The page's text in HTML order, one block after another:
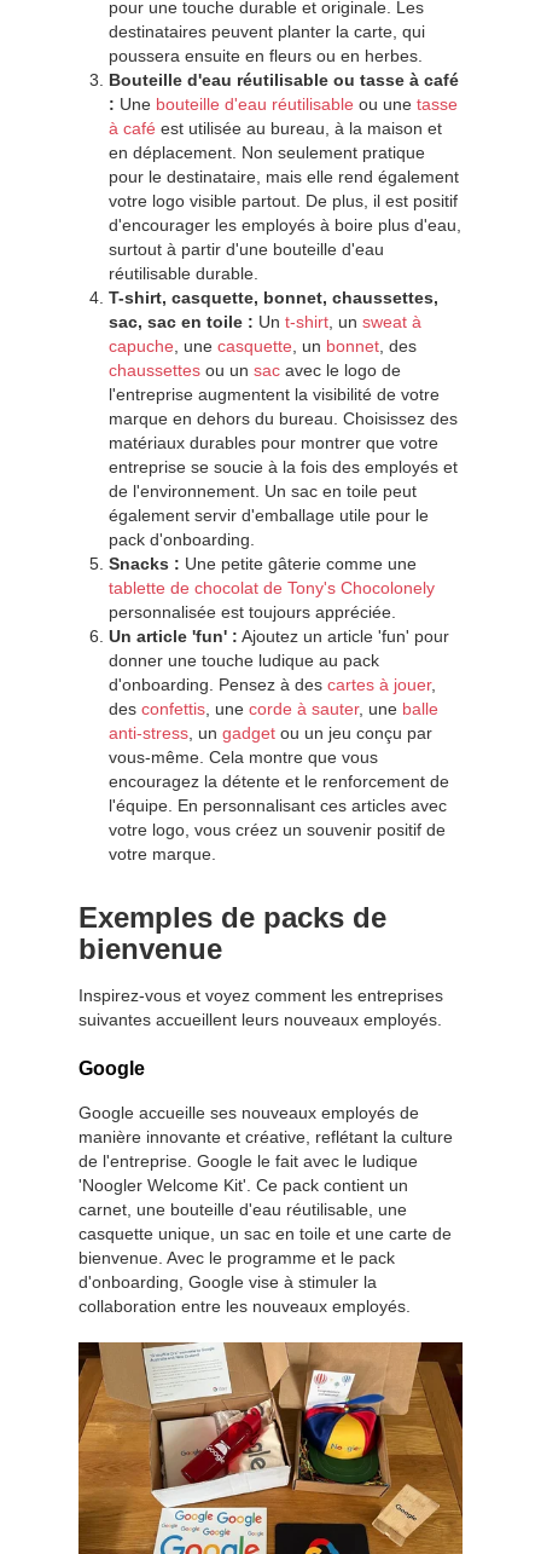
pour une touche durable et originale. Les
destinataires peuvent planter la carte, qui
poussera ensuite en fleurs ou en herbes.
Bouteille d'eau réutilisable ou tasse à café
: Une bouteille d'eau réutilisable ou une tasse
à café est utilisée au bureau, à la maison et
en déplacement. Non seulement pratique
pour le destinataire, mais elle rend également
votre logo visible partout. De plus, il est positif
d'encourager les employés à boire plus d'eau,
surtout à partir d'une bouteille d'eau
réutilisable durable.
T-shirt, casquette, bonnet, chaussettes,
sac, sac en toile : Un t-shirt , un sweat à
capuche , une casquette , un bonnet , des
chaussettes ou un sac avec le logo de
l'entreprise augmentent la visibilité de votre
marque en dehors du bureau. Choisissez des
matériaux durables pour montrer que votre
entreprise se soucie à la fois des employés et
de l'environnement. Un sac en toile peut
également servir d'emballage utile pour le
pack d'onboarding.
Snacks : Une petite gâterie comme une
tablette de chocolat de Tony's Chocolonely
personnalisée est toujours appréciée.
Un article 'fun' : Ajoutez un article 'fun' pour
donner une touche ludique au pack
d'onboarding. Pensez à des cartes à jouer,
des confettis , une corde à sauter, une balle
anti-stress , un gadget ou un jeu conçu par
vous-même. Cela montre que vous
encouragez la détente et le renforcement de
l'équipe. En personnalisant ces articles avec
votre logo, vous créez un souvenir positif de
votre marque.
Exemples de packs de
bienvenue
Inspirez-vous et voyez comment les entreprises
suivantes accueillent leurs nouveaux employés.
Google
Google accueille ses nouveaux employés de
manière innovante et créative, reflétant la culture
de l'entreprise. Google le fait avec le ludique
'Noogler Welcome Kit'. Ce pack contient un
carnet, une bouteille d'eau réutilisable, une
casquette unique, un sac en toile et une carte de
bienvenue. Avec le programme et le pack
d'onboarding, Google vise à stimuler la
collaboration entre les nouveaux employés.